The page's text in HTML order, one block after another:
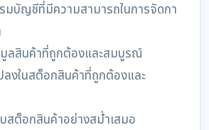
รมบัญชีที่มีความสามารถในการจัดกา
ลสินค้าที่ถูกต้องและสมบูรณ์
ลงในสต็อกสินค้าที่ถูกต้องและ
สต็อกสินค้าอย่างสม่ำเสมอ